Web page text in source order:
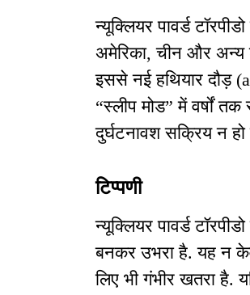
न्यूक्लियर पावर्ड
अमेरिका, चीन और अन्य
इससे नई हथियार दौड़
“स्लीप मोड” में वर्षों
दुर्घटनावश सक्रिय न हो
टिप्पणी
न्यूक्लियर पावर्ड
बनकर उभरा है. यह न
लिए भी गंभीर खतरा है.